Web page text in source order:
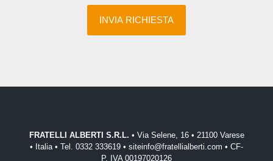
FRATELLI ALBERTI S.R.L. • Via Selene, 16 • 21100 Varese
• Italia • Tel. 0332 333619 • siteinfo@fratellialberti.com • CF-
P. IVA 00197020126